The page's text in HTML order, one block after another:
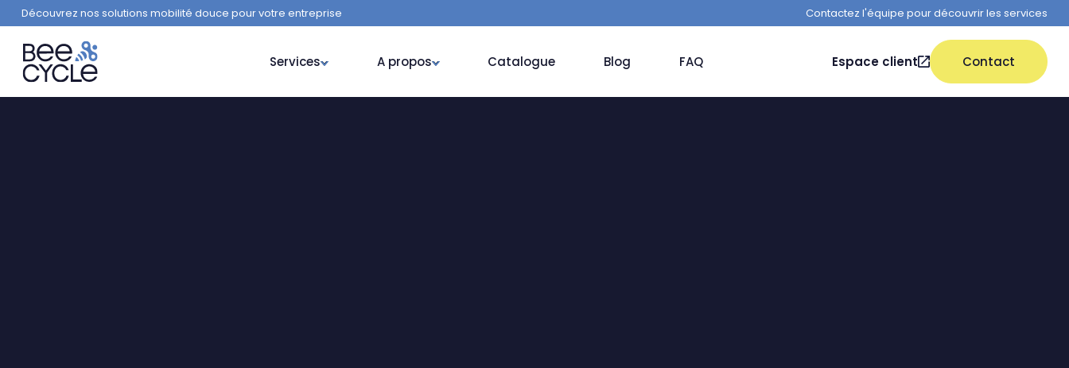
Découvrez nos solutions mobilité douce pour votre entreprise Contactez l'équipe pour découvrir les services
Services A propos Catalogue Blog FAQ Espace client Contact